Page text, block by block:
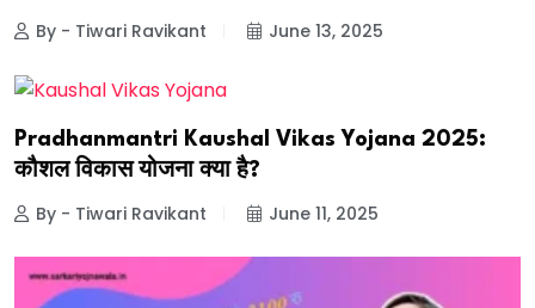
By - Tiwari Ravikant June 13, 2025
Pradhanmantri Kaushal Vikas Yojana 2025:
कौशल विकास योजना क्या है?
By - Tiwari Ravikant June 11, 2025